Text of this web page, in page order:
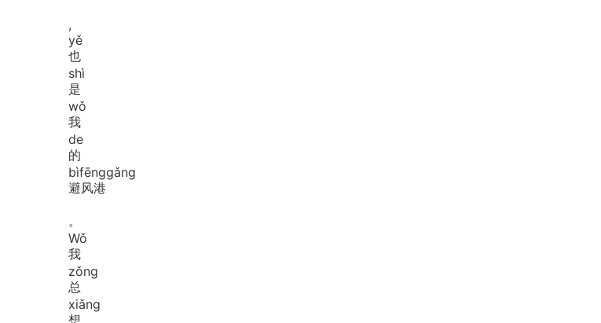
,
yě
也
shì
是
wǒ
我
de
的
bìfēnggǎng
避风港
。
Wǒ
我
zǒng
总
xiǎng
想